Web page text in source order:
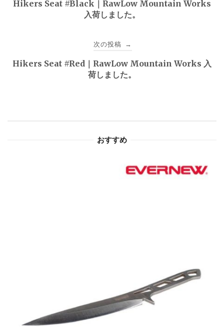
ゲ
Hikers Seat #Black｜RawLow Mountain Works
入荷しました。
次の投稿 →
Hikers Seat #Red｜RawLow Mountain Works 入
荷しました。
おすすめ